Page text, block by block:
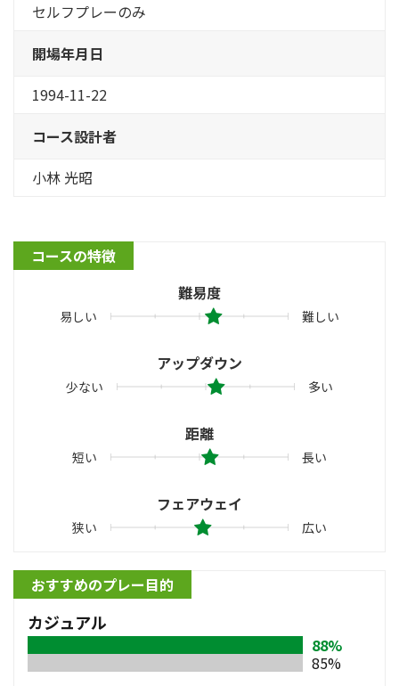
セルフプレーのみ
開場年月日
1994-11-22
コース設計者
小林 光昭
コースの特徴
難易度
易しい 難しい
アップダウン
少ない 多い
距離
短い 長い
フェアウェイ
狭い 広い
おすすめのプレー目的
カジュアル
88%
85%